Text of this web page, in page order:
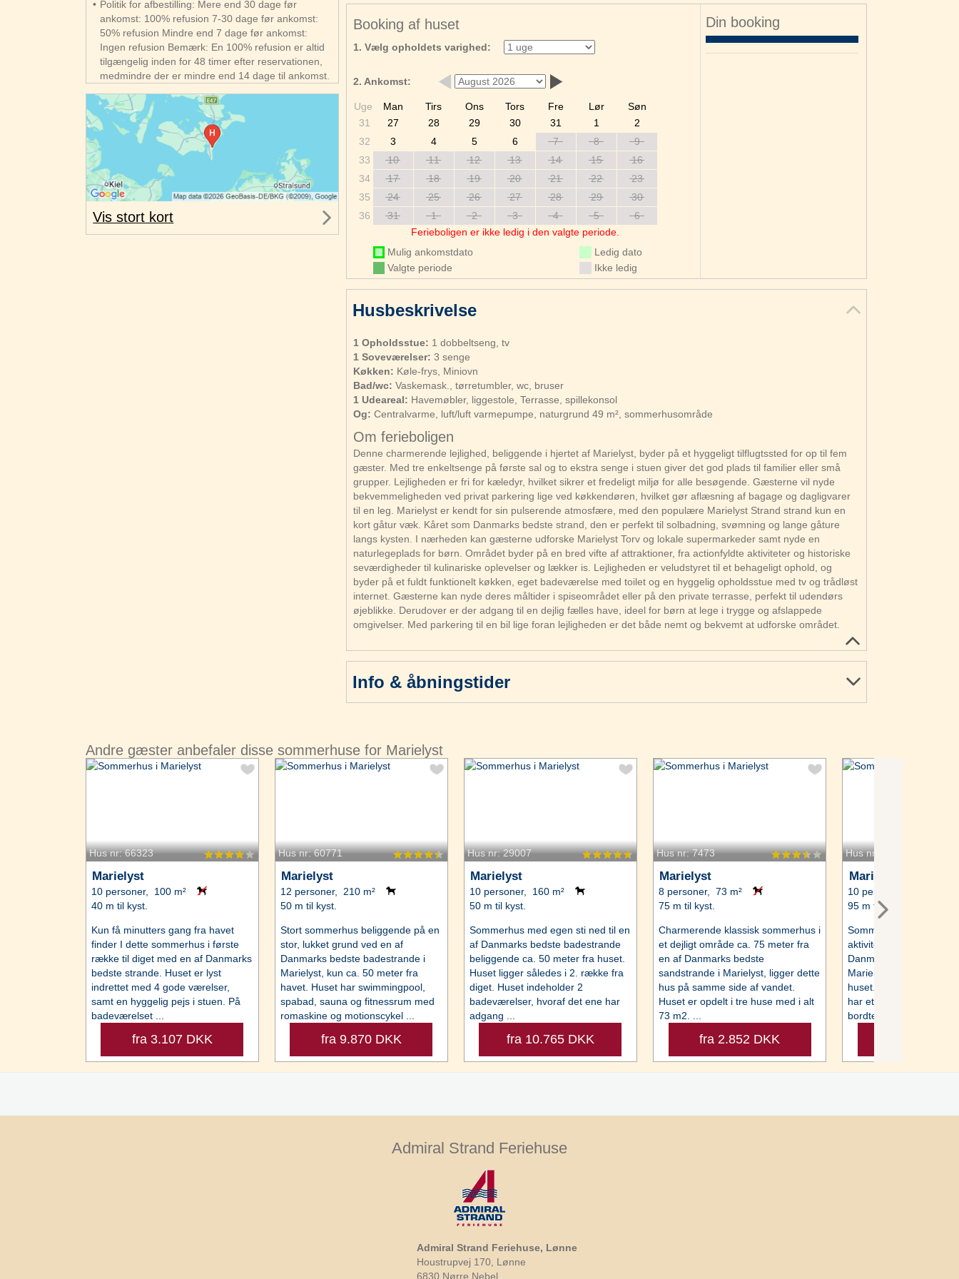
Booking af huset
1. Vælg opholdets varighed:
2. Ankomst:
Uge Man Tirs Ons Tors Fre Lør
Søn
31
27 28 29 30 31 1
2
32
3 4 5 6 7 8
9
33
10 11 12 13 14 15
16
34
17 18 19 20 21 22
23
35
24 25 26 27 28 29
30
36
31 1 2 3 4 5
6
Ferieboligen er ikke ledig i den valgte periode.
Mulig ankomstdato
Valgte periode
Ledig dato
Ikke ledig
Din booking
Husbeskrivelse
1 Opholdsstue: 1 dobbeltseng, tv
1 Soveværelser: 3 senge
Køkken: Køle-frys, Miniovn
Bad/wc: Vaskemask., tørretumbler, wc, bruser
1 Udeareal: Havemøbler, liggestole, Terrasse, spillekonsol
Og: Centralvarme, luft/luft varmepumpe, naturgrund 49 m², sommerhusområde
Om ferieboligen
Denne charmerende lejlighed, beliggende i hjertet af Marielyst, byder på et hyggeligt tilflugtssted for op til fem
gæster. Med tre enkeltsenge på første sal og to ekstra senge i stuen giver det god plads til familier eller små
grupper. Lejligheden er fri for kæledyr, hvilket sikrer et fredeligt miljø for alle besøgende. Gæsterne vil nyde
bekvemmeligheden ved privat parkering lige ved køkkendøren, hvilket gør aflæsning af bagage og dagligvarer
til en leg. Marielyst er kendt for sin pulserende atmosfære, med den populære Marielyst Strand strand kun en
kort gåtur væk. Kåret som Danmarks bedste strand, den er perfekt til solbadning, svømning og lange gåture
langs kysten. I nærheden kan gæsterne udforske Marielyst Torv og lokale supermarkeder samt nyde en
naturlegeplads for børn. Området byder på en bred vifte af attraktioner, fra actionfyldte aktiviteter og historiske
seværdigheder til kulinariske oplevelser og lækker is. Lejligheden er veludstyret til et behageligt ophold, og
byder på et fuldt funktionelt køkken, eget badeværelse med toilet og en hyggelig opholdsstue med tv og trådløst
internet. Gæsterne kan nyde deres måltider i spiseområdet eller på den private terrasse, perfekt til udendørs
øjeblikke. Derudover er der adgang til en dejlig fælles have, ideel for børn at lege i trygge og afslappede
omgivelser. Med parkering til en bil lige foran lejligheden er det både nemt og bekvemt at udforske området.
Info & åbningstider
Politik for afbestilling: Mere end 30 dage før
ankomst: 100% refusion 7-30 dage før ankomst:
50% refusion Mindre end 7 dage før ankomst:
Ingen refusion Bemærk: En 100% refusion er altid
tilgængelig inden for 48 timer efter reservationen,
medmindre der er mindre end 14 dage til ankomst.
Vis stort kort
Andre gæster anbefaler disse sommerhuse for Marielyst
Hus nr: 66323
Marielyst
10 personer, 100 m²
40 m til kyst.
Kun få minutters gang fra havet
finder I dette sommerhus i første
række til diget med en af Danmarks
bedste strande. Huset er lyst
indrettet med 4 gode værelser,
samt en hyggelig pejs i stuen. På
badeværelset ...
fra 3.107 DKK
Hus nr: 60771
Marielyst
12 personer, 210 m²
50 m til kyst.
Stort sommerhus beliggende på en
stor, lukket grund ved en af
Danmarks bedste badestrande i
Marielyst, kun ca. 50 meter fra
havet. Huset har swimmingpool,
spabad, sauna og fitnessrum med
romaskine og motionscykel ...
fra 9.870 DKK
Hus nr: 29007
Marielyst
10 personer, 160 m²
50 m til kyst.
Sommerhus med egen sti ned til en
af Danmarks bedste badestrande
beliggende ca. 50 meter fra huset.
Huset ligger således i 2. række fra
diget. Huset indeholder 2
badeværelser, hvoraf det ene har
adgang ...
fra 10.765 DKK
Hus nr: 7473
Marielyst
8 personer, 73 m²
75 m til kyst.
Charmerende klassisk sommerhus i
et dejligt område ca. 75 meter fra
en af Danmarks bedste
sandstrande i Marielyst, ligger dette
hus på samme side af vandet.
Huset er opdelt i tre huse med i alt
73 m2. ...
fra 2.852 DKK
Hus nr: 48842
Marielyst
10 personer, 150 m²
95 m til kyst.
Sommerhus med
aktivitetsrum
Danmarks bedste
Marielyst, kun ca. 100
huset. Det veludstyrede
har et aktivitetsrum
bordtennis, ...
Admiral Strand Feriehuse
Admiral Strand Feriehuse, Lønne
Houstrupvej 170, Lønne
6830 Nørre Nebel